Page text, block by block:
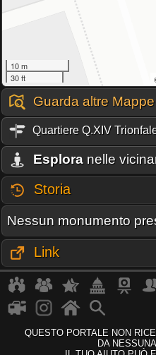
10 m
30 ft
Guarda altre Mappe
Quartiere Q.XIV
Esplora nelle
Storia
Nessun monumento
Link
QUESTO PORTALE NON
DA